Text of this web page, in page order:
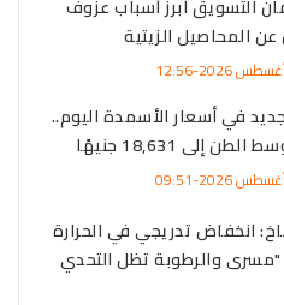
التسويق أبرز أسباب عزوف
عن المحاصيل الزيتية
في أسعار الأسمدة اليوم..
إلى 18,631 جنيهًا
انخفاض تدريجي في الحرارة
"مسرى والرطوبة تظل التحدي